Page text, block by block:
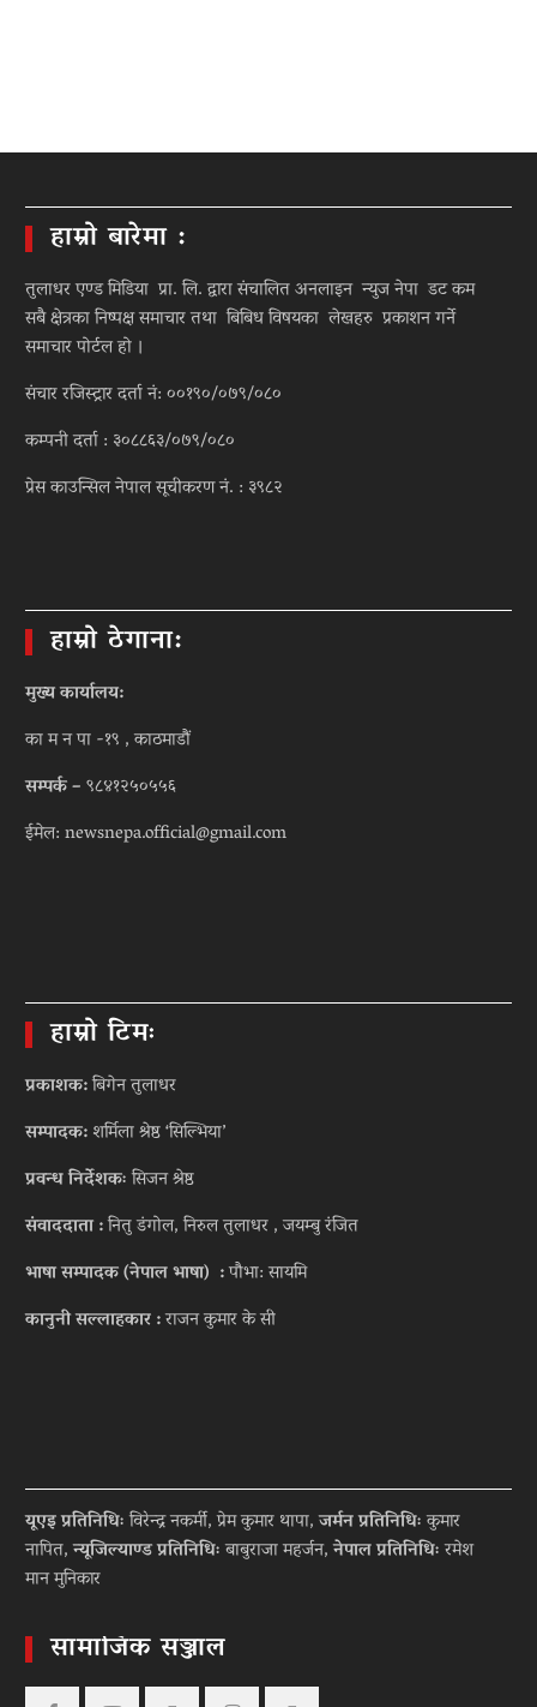
हाम्रो बारेमा :
तुलाधर एण्ड मिडिया प्रा. लि. द्वारा संचालित अनलाइन न्युज नेपा डट कम
सबै क्षेत्रका निष्पक्ष समाचार तथा बिबिध विषयका लेखहरु प्रकाशन गर्ने
समाचार पोर्टल हो ।
संचार रजिस्ट्रार दर्ता नं: ००१९०/०७९/०८०
कम्पनी दर्ता : ३०८८६३/०७९/०८०
प्रेस काउन्सिल नेपाल सूचीकरण नं. : ३९८२
हाम्रो ठेगाना:
मुख्य कार्यालय:
का म न पा -१९ , काठमाडौं
सम्पर्क –९८४१२५०५५६
ईमेल: newsnepa.official@gmail.com
हाम्रो टिमः
प्रकाशक:बिगेन तुलाधर
सम्पादक:शर्मिला श्रेष्ठ ‘सिल्भिया’
प्रवन्ध निर्देशकःसिजन श्रेष्ठ
संवाददाता :नितु डंगोल, निरुल तुलाधर , जयम्बु रंजित
भाषा सम्पादक (नेपाल भाषा) :पौभा: सायमि
कानुनी सल्लाहकार :राजन कुमार के सी
यूएइ प्रतिनिधिःविरेन्द्र नकर्मी, प्रेम कुमार थापा,जर्मन प्रतिनिधिःकुमार
नापित,न्यूजिल्याण्ड प्रतिनिधिःबाबुराजा महर्जन,नेपाल प्रतिनिधिःरमेश
मान मुनिकार
सामाजिक सञ्जाल